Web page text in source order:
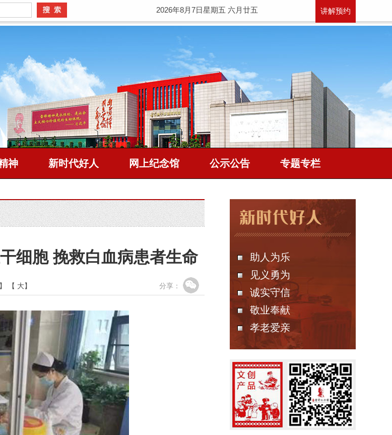
2026年8月7日星期五 六月廿五 讲解预约
神 新时代好人 网上纪念馆 公示公告 专题专栏
细胞 挽救白血病患者生命
【 大】 分享：
助人为乐
见义勇为
诚实守信
敬业奉献
孝老爱亲